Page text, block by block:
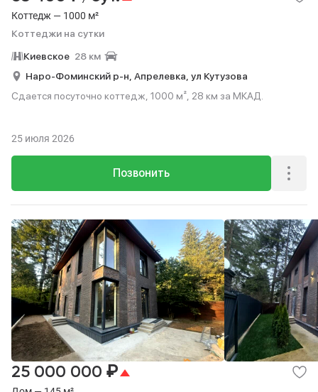
Коттедж — 1000 м²
Коттеджи на сутки
Киевское 28 км
Наро-Фоминский р-н, Апрелевка, ул Кутузова
Сдается посуточно коттедж, 1000 м², 28 км за МКАД.
Позвонить
25 июля 2026
25 000 000 ₽